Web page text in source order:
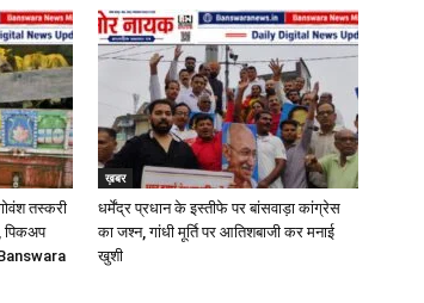
तस्करी
पिकअप
ख़बर
धर्मेंद्र प्रधान के इस्तीफे पर बांसवाड़ा कांग्रेस
का जश्न, गांधी मूर्ति पर आतिशबाजी कर मनाई
खुशी